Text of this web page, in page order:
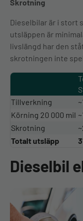
Skrotning
Dieselbilar är i stort
utsläppen är
livslängd har den
skrotningen inte
Tillverkning
Körning 20 000 mil
Skrotning
Totalt utsläpp
Dieselbil